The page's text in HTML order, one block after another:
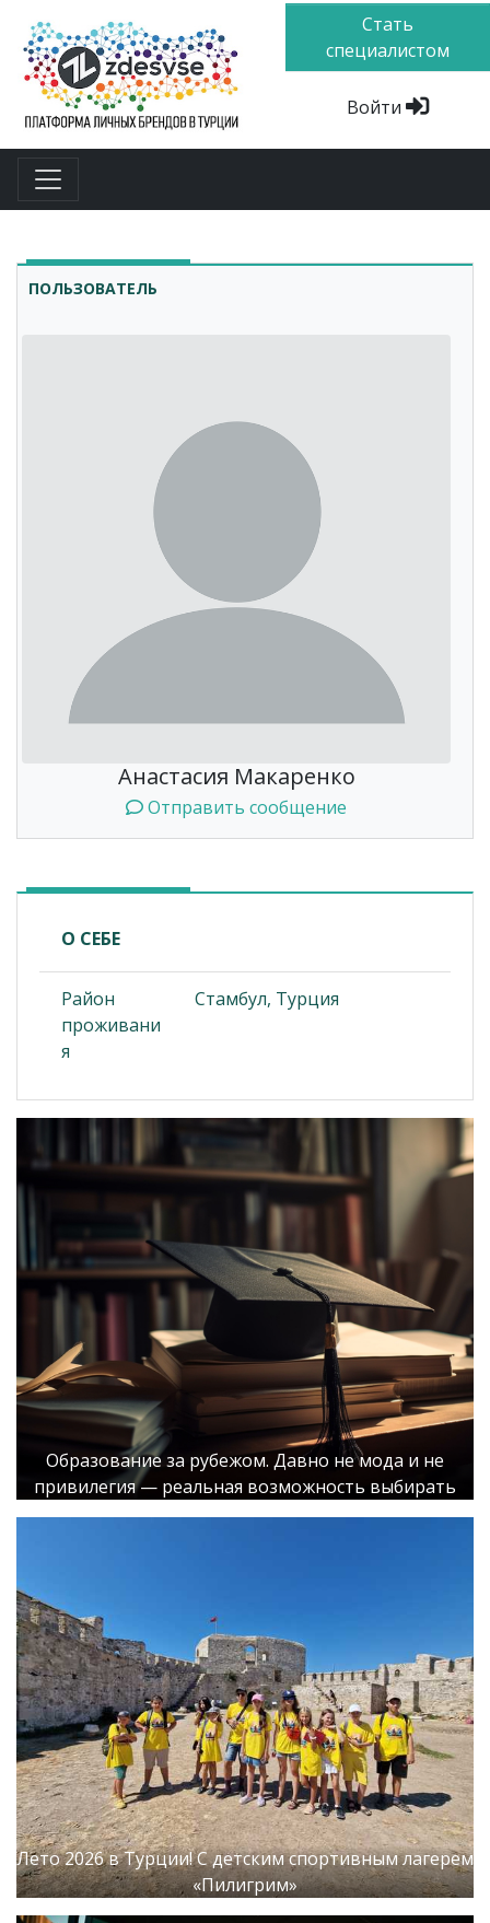
Стать
специалистом
Войти
ПОЛЬЗОВАТЕЛЬ
Анастасия Макаренко
Отправить сообщение
О СЕБЕ
Район
проживани
я
Стамбул, Турция
Образование за рубежом. Давно не мода и не
привилегия — реальная возможность выбирать
Лето 2026 в Турции! С детским спортивным лагерем
«Пилигрим»